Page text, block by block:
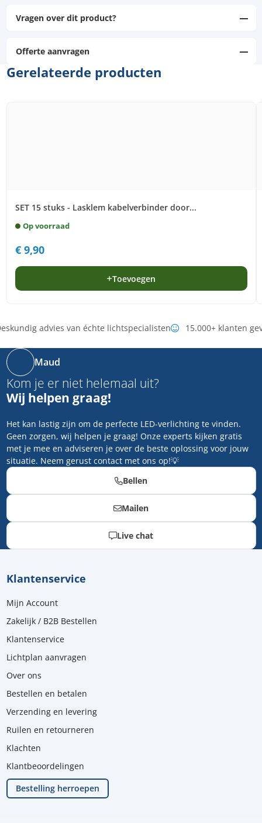
Vragen over dit product?
Offerte aanvragen
Gerelateerde producten
SET 15 stuks - Lasklem kabelverbinder door...
Op voorraad
€9,90
Toevoegen
advies van échte lichtspecialisten 15.000+ klanten
Maud
Kom je er niet helemaal uit?
Wij helpen graag!
Het kan lastig zijn om de perfecte LED-verlichting te vinden.
Geen zorgen, wij helpen je graag! Onze experts kijken gratis
met je mee en adviseren je over de beste oplossing voor jouw
situatie. Neem gerust contact met ons op!💡
Bellen
Mailen
Live chat
Klantenservice
Mijn Account
Zakelijk / B2B Bestellen
Klantenservice
Lichtplan aanvragen
Over ons
Bestellen en betalen
Verzending en levering
Ruilen en retourneren
Klachten
Klantbeoordelingen
Bestelling herroepen